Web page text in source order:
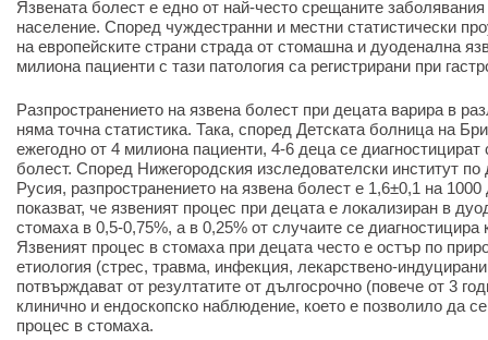
Язвената болест е едно от най-често срещаните
население. Според чуждестранни и местни статистически
на европейските страни страда от стомашна и дуоденална
милиона пациенти с тази патология са регистрирани при
Разпространението на язвена болест при децата варира в
няма точна статистика. Така, според Детската болница на
ежегодно от 4 милиона пациенти, 4-6 деца се диагностицират
болест. Според Нижегородския изследователски институт по
Русия, разпространението на язвена болест е 1,6±0,1 на
показват, че язвеният процес при децата е локализиран в
стомаха в 0,5-0,75%, а в 0,25% от случаите се
Язвеният процес в стомаха при децата често е остър по
етиология (стрес, травма, инфекция, лекарствено-
потвърждават от резултатите от дългосрочно (повече от 3
клинично и ендоскопско наблюдение, което е позволило да
процес в стомаха.